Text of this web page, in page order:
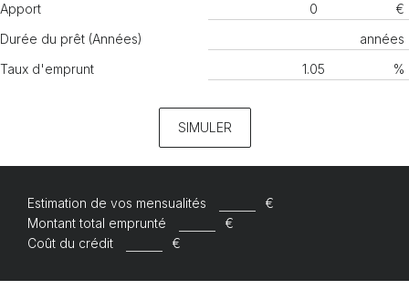
Apport
€
Durée du prêt (Années)
années
Taux d'emprunt
%
SIMULER
Estimation de vos mensualités
€
Montant total emprunté
€
Coût du crédit
€